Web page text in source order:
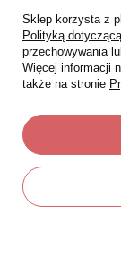
Moje
Status
Sklep korzysta z
Polityką
przechowywania
Więcej informacji
także na stronie